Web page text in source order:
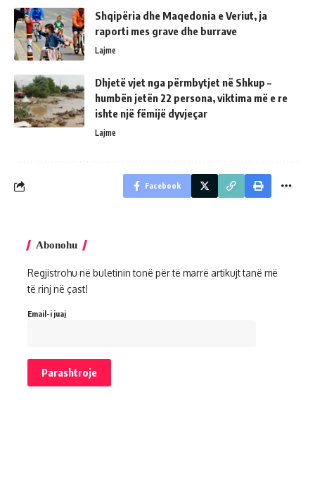
Shqipëria dhe Maqedonia e Veriut, ja
raporti mes grave dhe burrave
Lajme
Dhjetë vjet nga përmbytjet në Shkup –
humbën jetën 22 persona, viktima më e re
ishte një fëmijë dyvjeçar
Lajme
Facebook
Abonohu
Regjistrohu në buletinin tonë për të marrë artikujt tanë më
të rinj në çast!
Email-i juaj